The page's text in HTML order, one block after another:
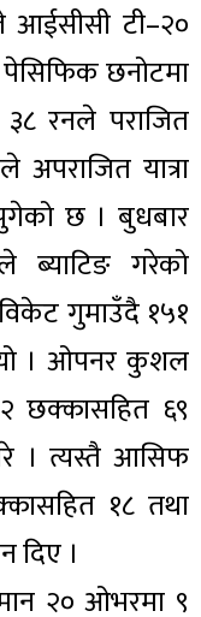
टी–२०
पेसिफिक छनोटमा
३८ रनले पराजित
यात्रा
छ । बुधबार
ब्याटिङ गरेको
गुमाउँदै १५१
। ओपनर कुशल
छक्कासहित ६९
। त्यस्तै आसिफ
१८ तथा
।
२० ओभरमा ९